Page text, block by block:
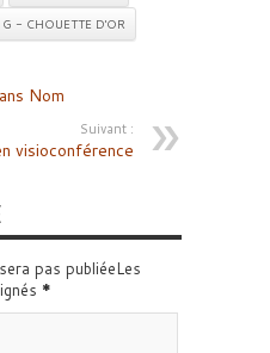
- CHOUETTE D'OR
Nom
Suivant :
visioconférence
pas publiéeLes
*